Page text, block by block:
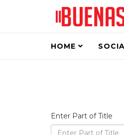
HOME
Enter Part of Title